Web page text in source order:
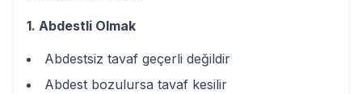
1. Abdestli Olmak
Abdestsiz tavaf geçerli değildir
Abdest bozulursa tavaf kesilir